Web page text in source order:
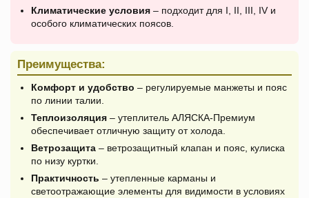
Климатические условия – подходит для I, II, III, IV и
особого климатических поясов.
Преимущества:
Комфорт и удобство – регулируемые манжеты и пояс
по линии талии.
Теплоизоляция – утеплитель АЛЯСКА-Премиум
обеспечивает отличную защиту от холода.
Ветрозащита – ветрозащитный клапан и пояс, кулиска
по низу куртки.
Практичность – утепленные карманы и
светоотражающие элементы для видимости в условиях